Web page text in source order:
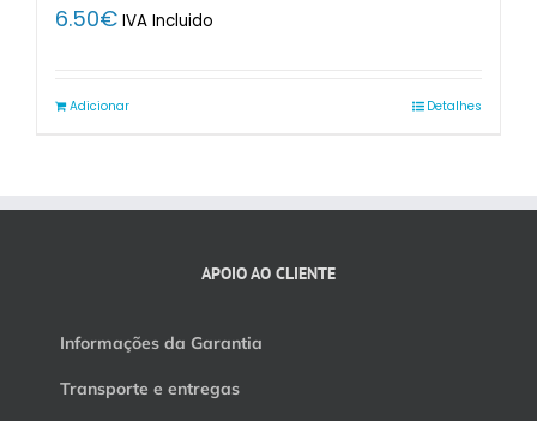
6.50€ IVA Incluido
Adicionar Detalhes
APOIO AO CLIENTE
Informações da Garantia
Transporte e entregas